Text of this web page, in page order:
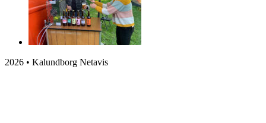
2026 • Kalundborg Netavis